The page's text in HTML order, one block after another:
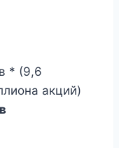
* (9,6
акций)